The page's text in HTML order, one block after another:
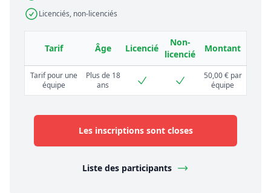
Licenciés, non-licenciés
Tarif Âge Licencié
Non-
licencié
Montant
Tarif pour une
équipe
Plus de 18
ans
50,00 € par
équipe
Les inscriptions sont closes
Liste des participants